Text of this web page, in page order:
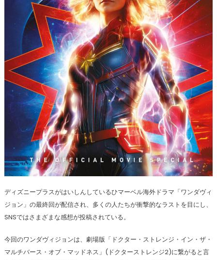
ディズニープラスがはいしんしているひマーベル海外ドラマ「ワンダヴィ
ジョン」の最終回が配信され、多くの人たちが衝撃的なラストを目にし、
SNSではさまざまな感想が投稿されている。
今回のワンダヴィジョンは、劇場版「ドクター・ストレンジ・イン・ザ・
マルチバース・オブ・マッドネス」(ドクターストレンジ2)に繋がると言